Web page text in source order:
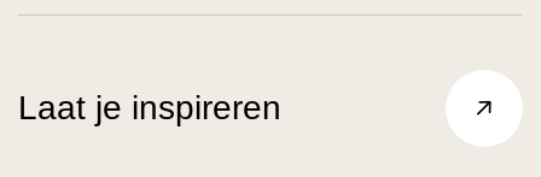
Laat je inspireren